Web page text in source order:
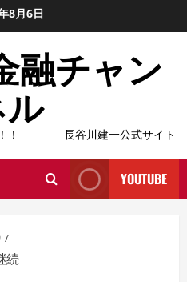
8月6日
融チャン
！！ 長谷川建一公式サイト
YOUTUBE
続